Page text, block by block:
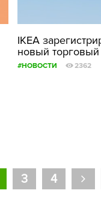
IKEA
новый торговый
#НОВОСТИ 2362
3 4